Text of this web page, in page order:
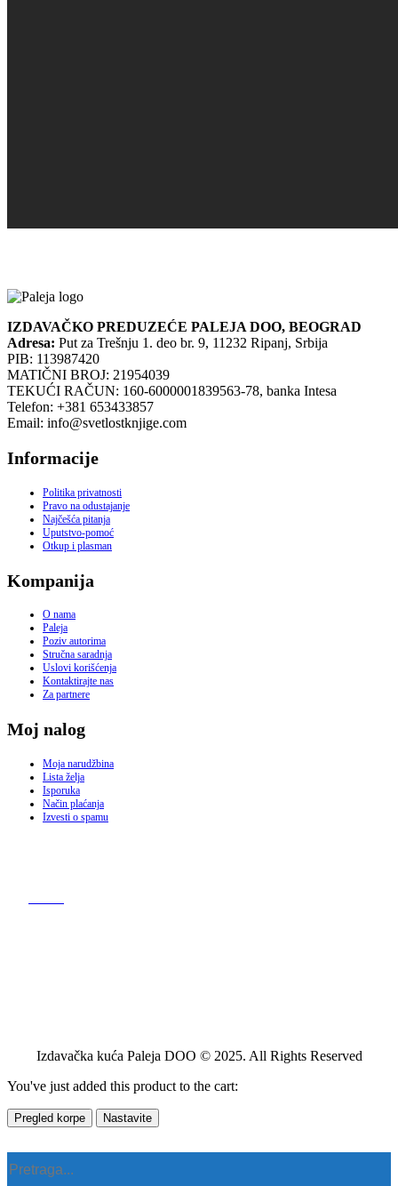
IZDAVAČKO PREDUZEĆE PALEJA DOO, BEOGRAD
Adresa: Put za Trešnju 1. deo br. 9, 11232 Ripanj, Srbija
PIB: 113987420
MATIČNI BROJ: 21954039
TEKUĆI RAČUN: 160-6000001839563-78, banka Intesa
Telefon: +381 653433857
Email: info@svetlostknjige.com
Informacije
Politika privatnosti
Pravo na odustajanje
Najčešća pitanja
Uputstvo-pomoć
Otkup i plasman
Kompanija
O nama
Paleja
Poziv autorima
Stručna saradnja
Uslovi korišćenja
Kontaktirajte nas
Za partnere
Moj nalog
Moja narudžbina
Lista želja
Isporuka
Način plaćanja
Izvesti o spamu
Izdavačka kuća Paleja DOO © 2025. All Rights Reserved
You've just added this product to the cart:
Pregled korpe Nastavite